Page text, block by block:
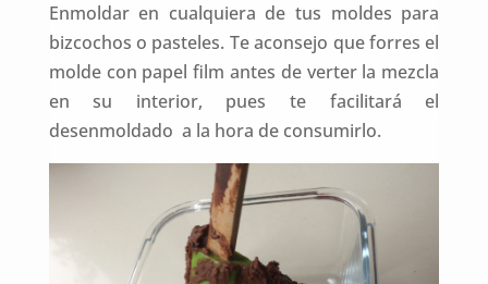
Enmoldar en cualquiera de tus moldes para
bizcochos o pasteles. Te aconsejo que forres el
molde con papel film antes de verter la mezcla
en su interior, pues te facilitará el
desenmoldado a la hora de consumirlo.